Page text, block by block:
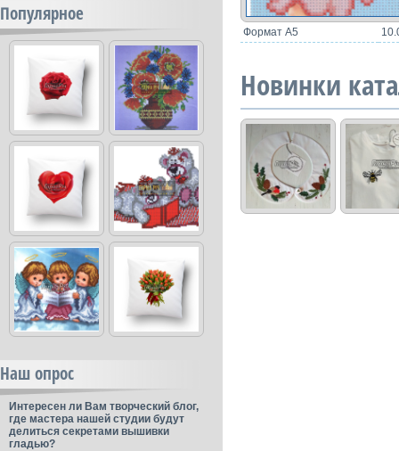
Популярное
Наш опрос
Интересен ли Вам творческий блог,
где мастера нашей студии будут
делиться секретами вышивки
гладью?
Формат А5
Новинки